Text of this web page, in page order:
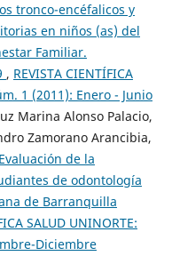
tronco-encéfalicos y
en niños (as) del
Familiar.
, REVISTA CIENTÍFICA
1 (2011): Enero - Junio
Marina Alonso Palacio,
Zamorano Arancibia,
Evaluación de la
de odontología
de Barranquilla
SALUD UNINORTE:
Diciembre